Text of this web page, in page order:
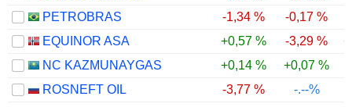
PETROBRAS
-1,34 % -0,17 %
EQUINOR ASA
+0,57 % -3,29 %
NC KAZMUNAYGAS
+0,14 % +0,07 %
ROSNEFT OIL
-3,77 %
-.--%